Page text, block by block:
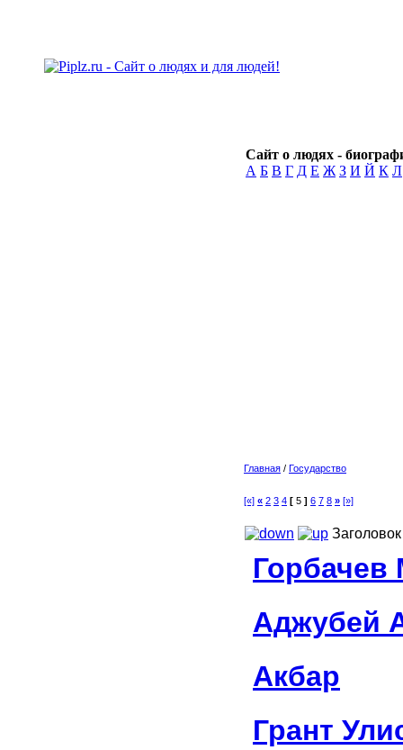
Сайт о людях -
А Б В Г Д Е Ж З И Й К Л
Главная / Государство
[«] « 2 3 4 [ 5 ] 6 7 8 » [»]
Заголовок
Горбачев
Аджубей
Акбар
Грант